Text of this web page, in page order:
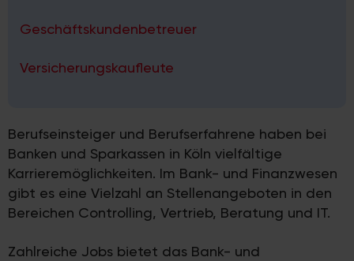
Geschäftskundenbetreuer
Versicherungskaufleute
Berufseinsteiger und Berufserfahrene haben bei
Banken und Sparkassen in Köln vielfältige
Karrieremöglichkeiten. Im Bank- und Finanzwesen
gibt es eine Vielzahl an Stellenangeboten in den
Bereichen Controlling, Vertrieb, Beratung und IT.
Zahlreiche Jobs bietet das Bank- und